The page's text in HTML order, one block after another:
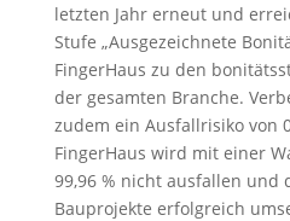
letzten Jahr erneut und
Stufe „Ausgezeichnete
FingerHaus zu den
der gesamten Branche.
zudem ein Ausfallrisiko von
FingerHaus wird mit einer
99,96 % nicht ausfallen und
Bauprojekte erfolgreich